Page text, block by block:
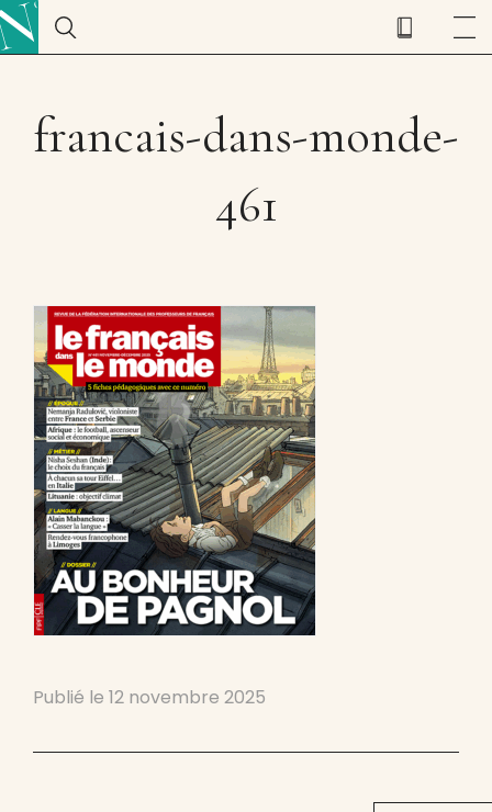
francais-dans-monde-
461
Publié le 12 novembre 2025